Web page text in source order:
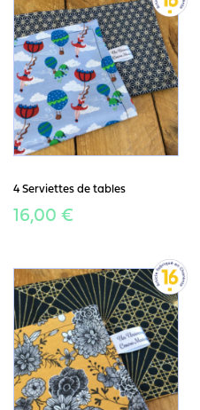
4 Serviettes de tables
16,00 €